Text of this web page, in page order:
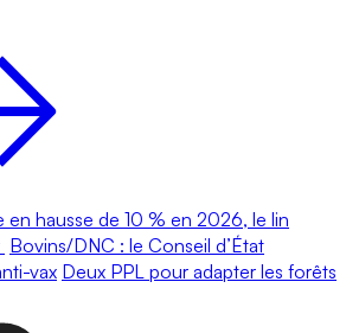
en hausse de 10 % en 2026, le lin
Bovins/DNC : le Conseil d’État
vax Deux PPL pour adapter les forêts